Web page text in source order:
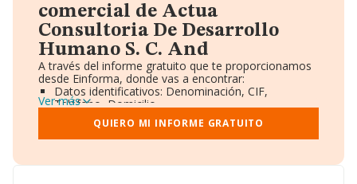
comercial de Actua
Consultoria De Desarrollo
Humano S. C. And
A través del informe gratuito que te proporcionamos
desde Einforma, donde vas a encontrar:
Datos identificativos: Denominación, CIF,
Teléfono, Domicilio.
Informe Mercantil Completo (BORME).
Gráficos de Evolución Ventas y Empleados.
Consejo de Administración y Administradores.
Accionistas.
Ver más
QUIERO MI INFORME GRATUITO